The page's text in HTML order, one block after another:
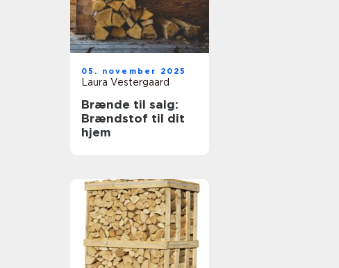
05. november 2025
Laura Vestergaard
Brænde til salg:
Brændstof til dit
hjem